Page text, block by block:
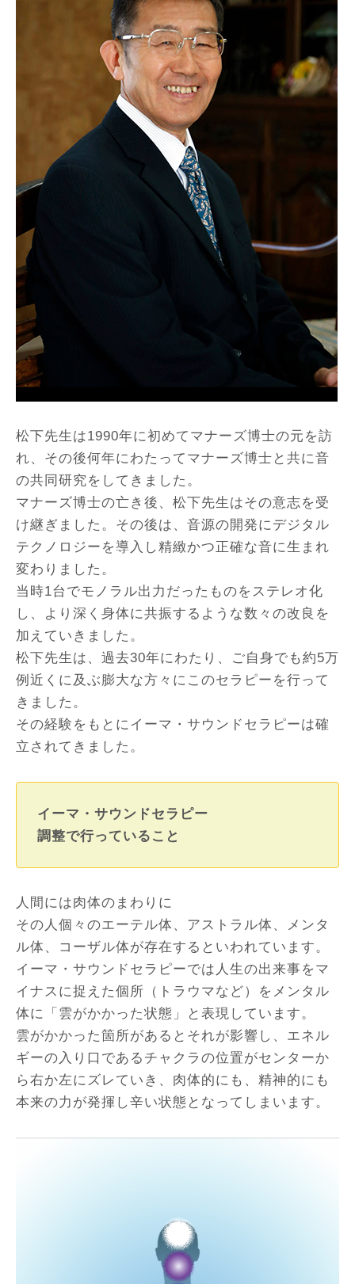
松下先生は1990年に初めてマナーズ博士の元を訪
れ、その後何年にわたってマナーズ博士と共に音
の共同研究をしてきました。
マナーズ博士の亡き後、松下先生はその意志を受
け継ぎました。その後は、音源の開発にデジタル
テクノロジーを導入し精緻かつ正確な音に生まれ
変わりました。
当時1台でモノラル出力だったものをステレオ化
し、より深く身体に共振するような数々の改良を
加えていきました。
松下先生は、過去30年にわたり、ご自身でも約5万
例近くに及ぶ膨大な方々にこのセラピーを行って
きました。
その経験をもとにイーマ・サウンドセラピーは確
立されてきました。
イーマ・サウンドセラピー
調整で行っていること
人間には肉体のまわりに
その人個々のエーテル体、アストラル体、メンタ
ル体、コーザル体が存在するといわれています。
イーマ・サウンドセラピーでは人生の出来事をマ
イナスに捉えた個所（トラウマなど）をメンタル
体に「雲がかかった状態」と表現しています。
雲がかかった箇所があるとそれが影響し、エネル
ギーの入り口であるチャクラの位置がセンターか
ら右か左にズレていき、肉体的にも、精神的にも
本来の力が発揮し辛い状態となってしまいます。